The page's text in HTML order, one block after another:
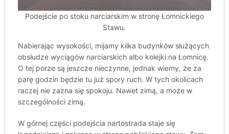
Podejście po stoku narciarskim w stronę Łomnickiego
Stawu.
Nabierając wysokości, mijamy kilka budynków służących
obsłudze wyciągów narciarskich albo kolejki na Łomnicę.
O tej porze są jeszcze nieczynne, jednak wiemy, że za
parę godzin będzie tu już spory ruch. W tych okolicach
raczej nie zazna się spokoju. Nawet zimą, a może w
szczególności zimą.
W górnej części podejścia nartostrada staje się